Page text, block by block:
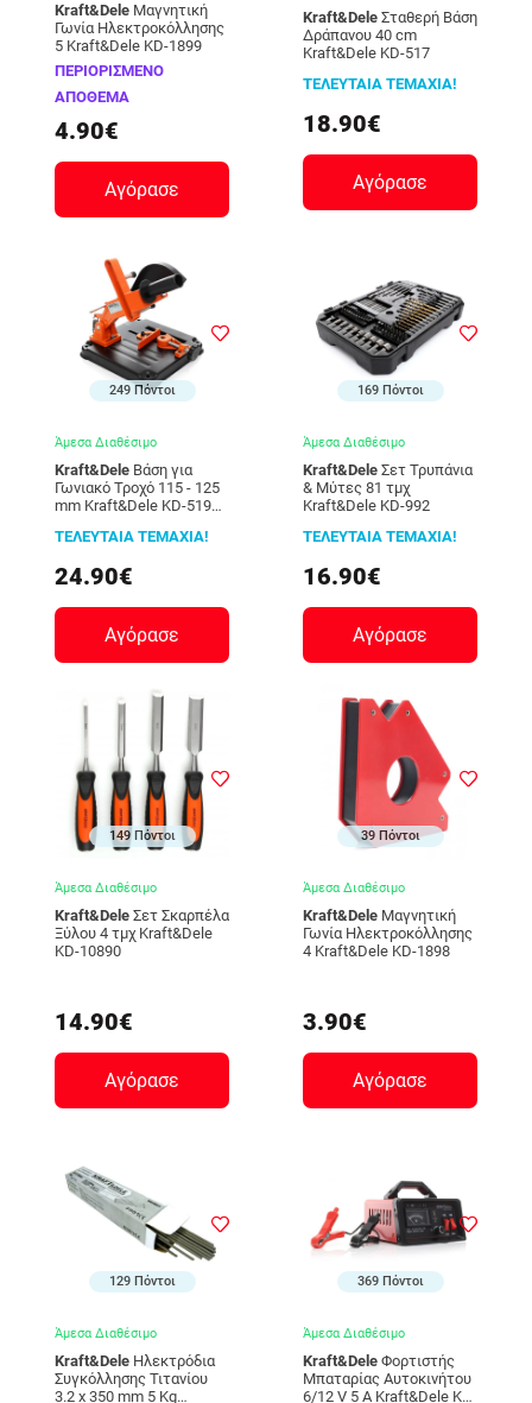
Kraft&Dele
Γωνία Ηλεκτροκόλλησης
5 Kraft&Dele KD-1899
ΠΕΡΙΟΡΙΣΜΕΝΟ
ΑΠΟΘΕΜΑ
4.90€
Αγόρασε
Kraft&Dele
Δράπανου 40 cm
Kraft&Dele KD-517
ΤΕΛΕΥΤΑΙΑ ΤΕΜΑΧΙΑ!
18.90€
Αγόρασε
249 Πόντοι
Άμεσα Διαθέσιμο
Kraft&Dele
Γωνιακό Τροχό 115 - 125
mm Kraft&Dele ΚD-519
ΤΕΛΕΥΤΑΙΑ ΤΕΜΑΧΙΑ!
24.90€
Αγόρασε
169 Πόντοι
Άμεσα Διαθέσιμο
Kraft&Dele
& Μύτες 81 τμχ
Kraft&Dele KD-992
ΤΕΛΕΥΤΑΙΑ ΤΕΜΑΧΙΑ!
16.90€
Αγόρασε
149 Πόντοι
Άμεσα Διαθέσιμο
Kraft&Dele
Ξύλου 4 τμχ Kraft&Dele
KD-10890
14.90€
Αγόρασε
39 Πόντοι
Άμεσα Διαθέσιμο
Kraft&Dele
Γωνία Ηλεκτροκόλλησης
4 Kraft&Dele KD-1898
3.90€
Αγόρασε
129 Πόντοι
Άμεσα Διαθέσιμο
Kraft&Dele
Συγκόλλησης Τιτανίου
3.2 x 350 mm 5 Kg
369 Πόντοι
Άμεσα Διαθέσιμο
Kraft&Dele
Μπαταρίας Αυτοκινήτου
6/12 V 5 A Kraft&Dele KD-